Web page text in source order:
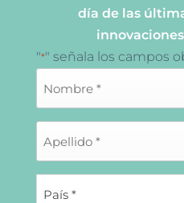
día de las
"*" señala los campos